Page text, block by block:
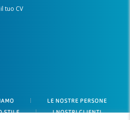
tuo CV
LE NOSTRE PERSONE
STILE I NOSTRI CLIENTI